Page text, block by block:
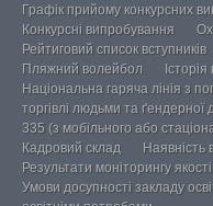
Графік прийому конкурсних
Конкурсні випробування
Рейтиговий список вступників
Пляжний волейбол
Національна гаряча лінія з
торгівлі людьми та ґендерної
335 (з мобільного або
Кадровий склад
Наявність
Результати моніторингу
Умови досупності закладу